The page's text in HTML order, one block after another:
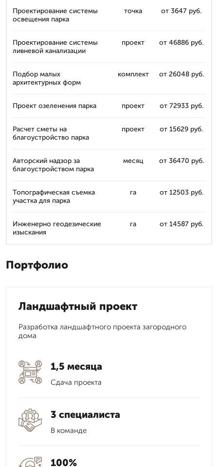
Проектирование системы
освещения парка
точка от 3647 руб.
Проектирование системы
ливневой канализации
проект от 46886 руб.
Подбор малых
архитектурных форм
комплект от 26048 руб.
Проект озеленения парка проект от 72933 руб.
Расчет сметы на
благоустройство парка
проект от 15629 руб.
Авторский надзор за
благоустройством парка
месяц от 36470 руб.
Топографическая съемка
участка для парка
га от 12503 руб.
Инженерно геодезические
изыскания
га от 14587 руб.
Портфолио
Ландшафтный проект
Разработка ландшафтного проекта загородного
дома
1,5 месяца
Сдача проекта
3 специалиста
В команде
100%